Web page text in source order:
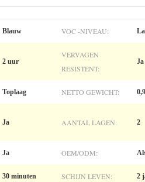
Blauw VOC -NIVEAU:
2 uur
VERVAGEN
RESISTENT:
Ja
Toplaag NETTO GEWICHT:
Ja AANTAL LAGEN: 2
Ja OEM/ODM:
30 minuten SCHIJN LEVEN: 2